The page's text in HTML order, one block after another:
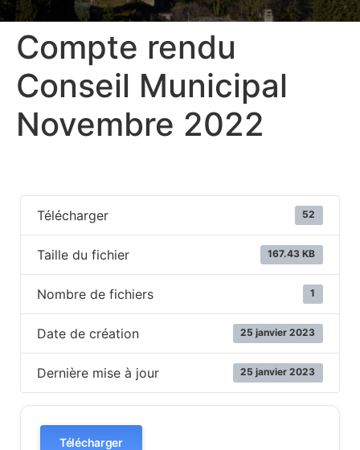
Compte rendu
Conseil Municipal
Novembre 2022
Télécharger 52
Taille du fichier 167.43 KB
Nombre de fichiers 1
Date de création 25 janvier 2023
Dernière mise à jour 25 janvier 2023
Télécharger